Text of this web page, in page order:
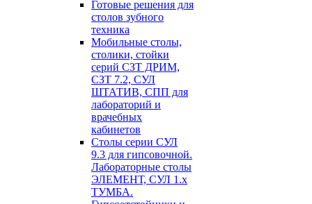
Готовые решения для
столов зубного
техника
Мобильные столы,
столики, стойки
серий СЗТ ДРИМ,
СЗТ 7.2, СУЛ
ШТАТИВ, СПП для
лабораторий и
врачебных
кабинетов
Столы серии СУЛ
9.3 для гипсовочной.
Лабораторные столы
ЭЛЕМЕНТ, СУЛ 1.х
ТУМБА.